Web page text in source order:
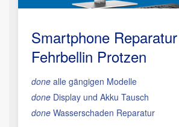
Smartphone Reparatur
Fehrbellin Protzen
done alle gängigen Modelle
done Display und Akku Tausch
done Wasserschaden Reparatur